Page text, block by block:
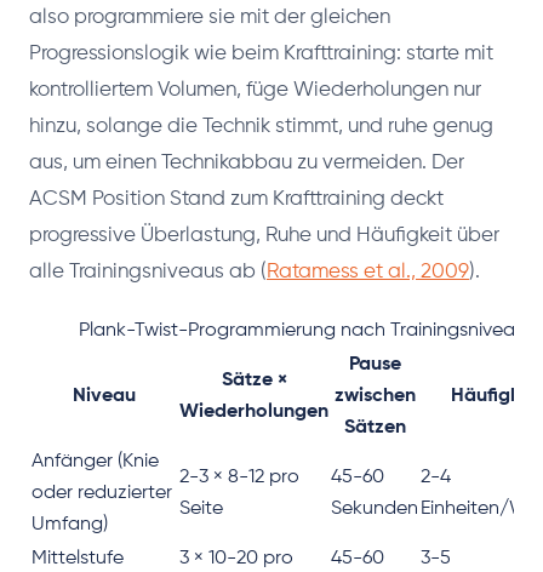
also programmiere sie mit der gleichen
Progressionslogik wie beim Krafttraining: starte mit
kontrolliertem Volumen, füge Wiederholungen nur
hinzu, solange die Technik stimmt, und ruhe genug
aus, um einen Technikabbau zu vermeiden. Der
ACSM Position Stand zum Krafttraining deckt
progressive Überlastung, Ruhe und Häufigkeit über
alle Trainingsniveaus ab ( Ratamess et al., 2009).
Plank-Twist-Programmierung nach Trainingsniveau
Niveau
Sätze ×
Wiederholungen
Pause
zwischen
Sätzen
Häufigkeit
Anfänger (Knie
oder reduzierter
Umfang)
2-3 × 8-12 pro
Seite
45-60
Sekunden
2-4
Einheiten/
Mittelstufe
3 × 10-20 pro
45-60
3-5